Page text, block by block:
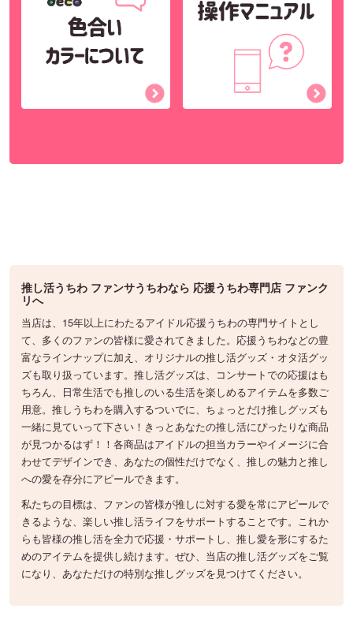
推し活うちわ ファンサうちわなら 応援うちわ専門店 ファンク
リへ
当店は、15年以上にわたるアイドル応援うちわの専門サイトとし
て、多くのファンの皆様に愛されてきました。応援うちわなどの豊
富なラインナップに加え、オリジナルの推し活グッズ・オタ活グッ
ズも取り扱っています。推し活グッズは、コンサートでの応援はも
ちろん、日常生活でも推しのいる生活を楽しめるアイテムを多数ご
用意。推しうちわを購入するついでに、ちょっとだけ推しグッズも
一緒に見ていって下さい！きっとあなたの推し活にぴったりな商品
が見つかるはず！！各商品はアイドルの担当カラーやイメージに合
わせてデザインでき、あなたの個性だけでなく、推しの魅力と推し
への愛を存分にアピールできます。
私たちの目標は、ファンの皆様が推しに対する愛を常にアピールで
きるような、楽しい推し活ライフをサポートすることです。これか
らも皆様の推し活を全力で応援・サポートし、推し愛を形にするた
めのアイテムを提供し続けます。ぜひ、当店の推し活グッズをご覧
になり、あなただけの特別な推しグッズを見つけてください。